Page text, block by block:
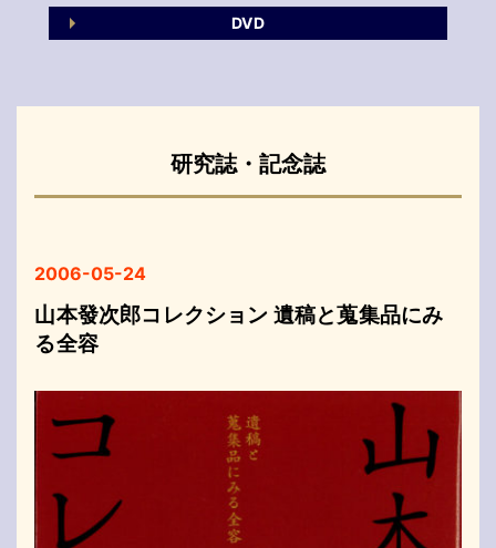
DVD
研究誌・記念誌
2006-05-24
山本發次郎コレクション 遺稿と蒐集品にみ
る全容